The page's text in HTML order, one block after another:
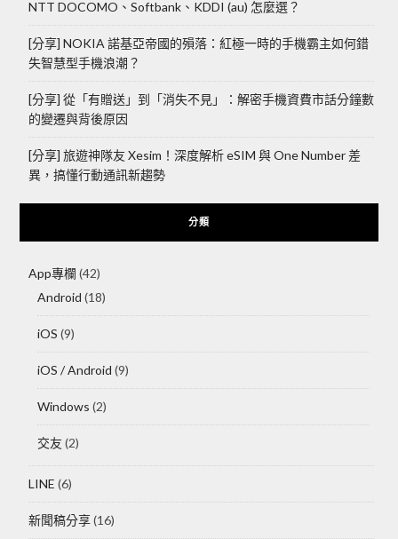
NTT DOCOMO、Softbank、KDDI (au) 怎麼選？
[分享] NOKIA 諾基亞帝國的殞落：紅極一時的手機霸主如何錯
失智慧型手機浪潮？
[分享] 從「有贈送」到「消失不見」：解密手機資費市話分鐘數
的變遷與背後原因
[分享] 旅遊神隊友 Xesim！深度解析 eSIM 與 One Number 差
異，搞懂行動通訊新趨勢
分類
App專欄 (42)
Android (18)
iOS (9)
iOS / Android (9)
Windows (2)
交友 (2)
LINE (6)
新聞稿分享(16)